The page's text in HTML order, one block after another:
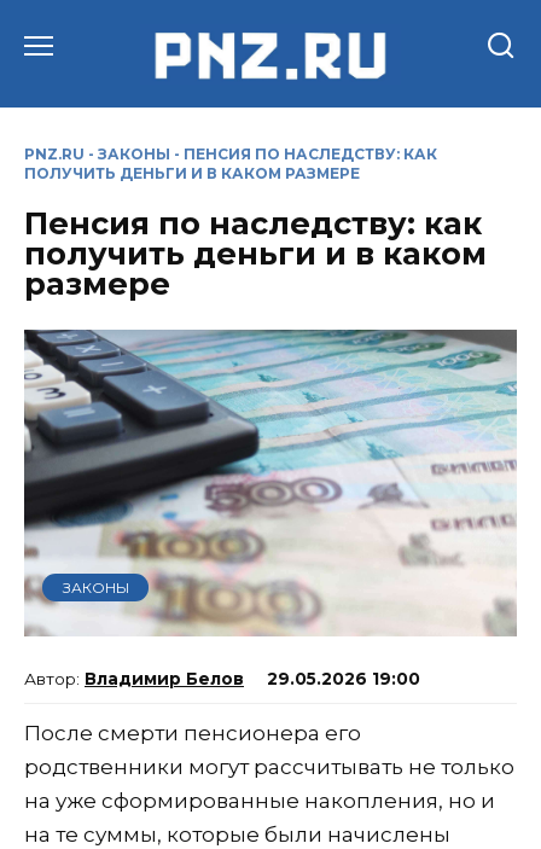
PNZ.RU - ЗАКОНЫ - ПЕНСИЯ ПО НАСЛЕДСТВУ: КАК
ПОЛУЧИТЬ ДЕНЬГИ И В КАКОМ РАЗМЕРЕ
Пенсия по наследству: как
получить деньги и в каком
размере
ЗАКОНЫ
Владимир Белов 29.05.2026 19:00
После смерти пенсионера его
родственники могут рассчитывать не только
на уже сформированные накопления, но и
на те суммы, которые были начислены